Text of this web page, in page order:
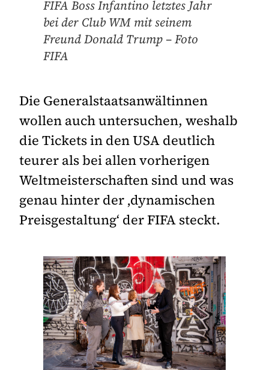
FIFA Boss Infantino letztes Jahr
bei der Club WM mit seinem
Freund Donald Trump – Foto
FIFA
Die Generalstaatsanwältinnen
wollen auch untersuchen, weshalb
die Tickets in den USA deutlich
teurer als bei allen vorherigen
Weltmeisterschaften sind und was
genau hinter der ‚dynamischen
Preisgestaltung‘ der FIFA steckt.